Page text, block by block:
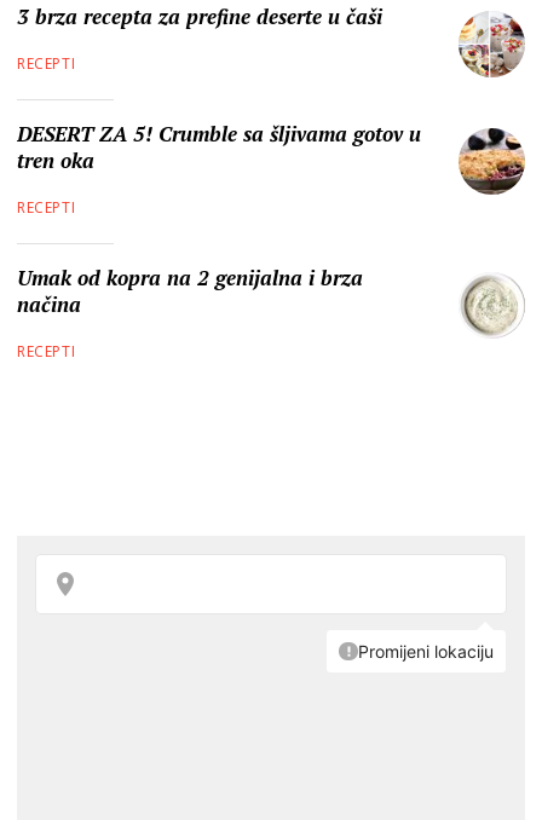
3 brza recepta za prefine deserte u čaši
RECEPTI
DESERT ZA 5! Crumble sa šljivama gotov u
tren oka
RECEPTI
Umak od kopra na 2 genijalna i brza
načina
RECEPTI